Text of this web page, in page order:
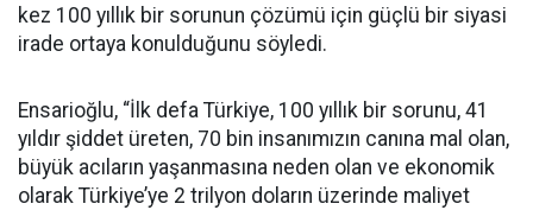
kez 100 yıllık bir sorunun çözümü için güçlü bir siyasi
irade ortaya konulduğunu söyledi.
Ensarioğlu, “İlk defa Türkiye, 100 yıllık bir sorunu, 41
yıldır şiddet üreten, 70 bin insanımızın canına mal olan,
büyük acıların yaşanmasına neden olan ve ekonomik
olarak Türkiye’ye 2 trilyon doların üzerinde maliyet